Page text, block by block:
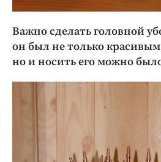
Важно сделать головной
он был не только
но и носить его можно